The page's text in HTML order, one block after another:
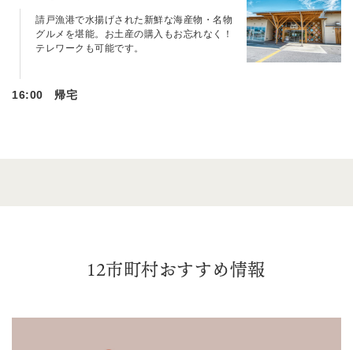
請戸漁港で水揚げされた新鮮な海産物・名物
グルメを堪能。お土産の購入もお忘れなく！
テレワークも可能です。
16:00 帰宅
12市町村おすすめ情報